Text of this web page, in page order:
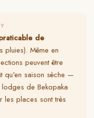
de
Même en
peuvent être
qu'en saison sèche —
de Bekopaka
les places sont très